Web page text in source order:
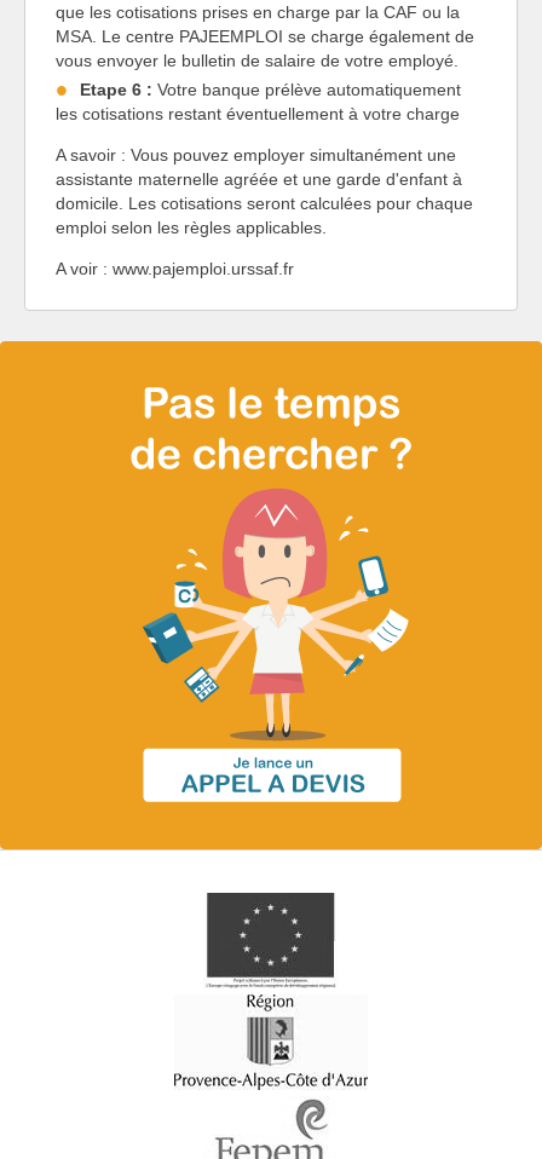
que les cotisations prises en charge par la CAF ou la
MSA. Le centre PAJEEMPLOI se charge également de
vous envoyer le bulletin de salaire de votre employé.
Etape 6 : Votre banque prélève automatiquement
les cotisations restant éventuellement à votre charge
A savoir : Vous pouvez employer simultanément une
assistante maternelle agréée et une garde d'enfant à
domicile. Les cotisations seront calculées pour chaque
emploi selon les règles applicables.
A voir : www.pajemploi.urssaf.fr